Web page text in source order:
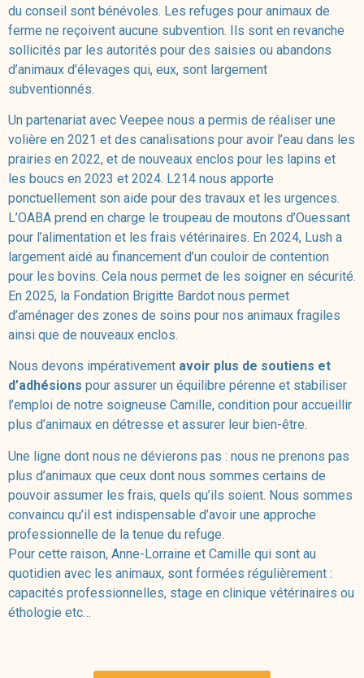
du conseil sont bénévoles. Les refuges pour animaux de
ferme ne reçoivent aucune subvention. Ils sont en revanche
sollicités par les autorités pour des saisies ou abandons
d’animaux d’élevages qui, eux, sont largement
subventionnés.
Un partenariat avec Veepee nous a permis de réaliser une
volière en 2021 et des canalisations pour avoir l’eau dans les
prairies en 2022, et de nouveaux enclos pour les lapins et
les boucs en 2023 et 2024. L214 nous apporte
ponctuellement son aide pour des travaux et les urgences.
L’OABA prend en charge le troupeau de moutons d’Ouessant
pour l’alimentation et les frais vétérinaires. En 2024, Lush a
largement aidé au financement d’un couloir de contention
pour les bovins. Cela nous permet de les soigner en sécurité.
En 2025, la Fondation Brigitte Bardot nous permet
d’aménager des zones de soins pour nos animaux fragiles
ainsi que de nouveaux enclos.
Nous devons impérativement avoir plus de soutiens et
d’adhésions pour assurer un équilibre pérenne et stabiliser
l’emploi de notre soigneuse Camille, condition pour accueillir
plus d’animaux en détresse et assurer leur bien-être.
Une ligne dont nous ne dévierons pas : nous ne prenons pas
plus d’animaux que ceux dont nous sommes certains de
pouvoir assumer les frais, quels qu’ils soient. Nous sommes
convaincu qu’il est indispensable d’avoir une approche
professionnelle de la tenue du refuge.
Pour cette raison, Anne-Lorraine et Camille qui sont au
quotidien avec les animaux, sont formées régulièrement :
capacités professionnelles, stage en clinique vétérinaires ou
éthologie etc…